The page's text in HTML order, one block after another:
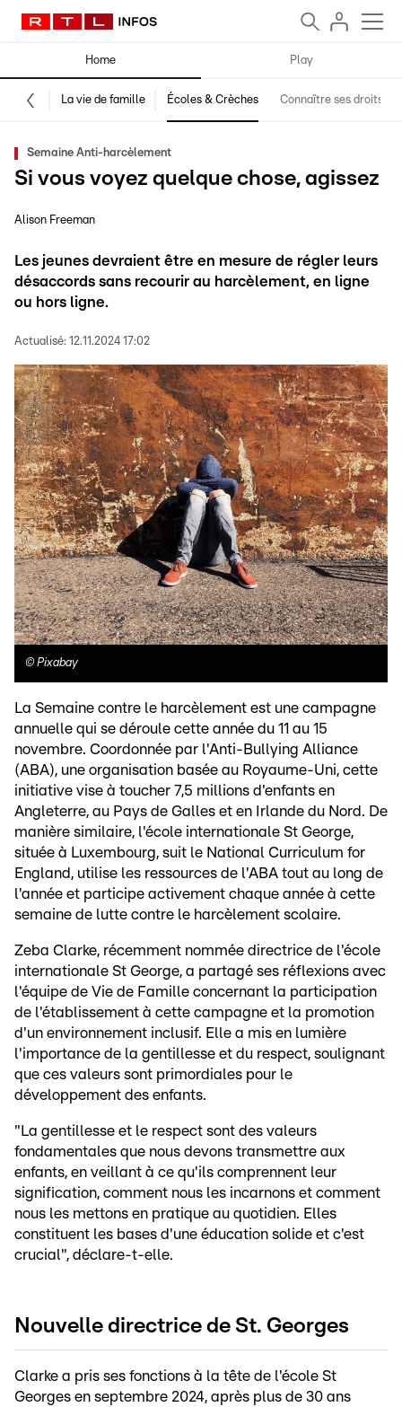
Home Play
La vie de famille Écoles & Crèches Connaître ses droits
Semaine Anti-harcèlement
Si vous voyez quelque chose, agissez
Alison Freeman
Les jeunes devraient être en mesure de régler leurs
désaccords sans recourir au harcèlement, en ligne
ou hors ligne.
Actualisé: 12.11.2024 17:02
© Pixabay
La Semaine contre le harcèlement est une campagne
annuelle qui se déroule cette année du 11 au 15
novembre. Coordonnée par l'Anti-Bullying Alliance
(ABA), une organisation basée au Royaume-Uni, cette
initiative vise à toucher 7,5 millions d'enfants en
Angleterre, au Pays de Galles et en Irlande du Nord. De
manière similaire, l'école internationale St George,
située à Luxembourg, suit le National Curriculum for
England, utilise les ressources de l'ABA tout au long de
l'année et participe activement chaque année à cette
semaine de lutte contre le harcèlement scolaire.
Zeba Clarke, récemment nommée directrice de l'école
internationale St George, a partagé ses réflexions avec
l'équipe de Vie de Famille concernant la participation
de l'établissement à cette campagne et la promotion
d'un environnement inclusif. Elle a mis en lumière
l'importance de la gentillesse et du respect, soulignant
que ces valeurs sont primordiales pour le
développement des enfants.
"La gentillesse et le respect sont des valeurs
fondamentales que nous devons transmettre aux
enfants, en veillant à ce qu'ils comprennent leur
signification, comment nous les incarnons et comment
nous les mettons en pratique au quotidien. Elles
constituent les bases d'une éducation solide et c'est
crucial", déclare-t-elle.
Nouvelle directrice de St. Georges
Clarke a pris ses fonctions à la tête de l'école St
Georges en septembre 2024, après plus de 30 ans